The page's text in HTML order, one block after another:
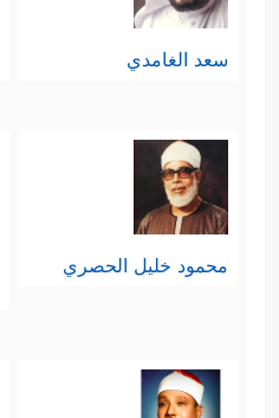
سعد الغامدي
محمود خليل الحصري